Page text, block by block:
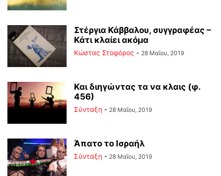
Στέργια Κάββαλου, συγγραφέας –
Κάτι κλαίει ακόμα
Κώστας Στοφόρος - 28 Μαΐου, 2019
Και διηγώντας τα να κλαις (φ.
456)
Σύνταξη - 28 Μαΐου, 2019
Άπατο το Ισραήλ
Σύνταξη - 28 Μαΐου, 2019